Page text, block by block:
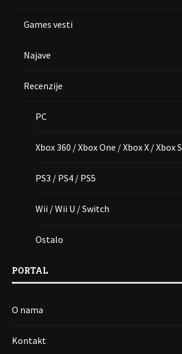
Games vesti
Najave
Recenzije
PC
Xbox 360 / Xbox One / Xbox X / Xbox S
PS3 / PS4 / PS5
Wii / Wii U / Switch
Ostalo
PORTAL
O nama
Kontakt